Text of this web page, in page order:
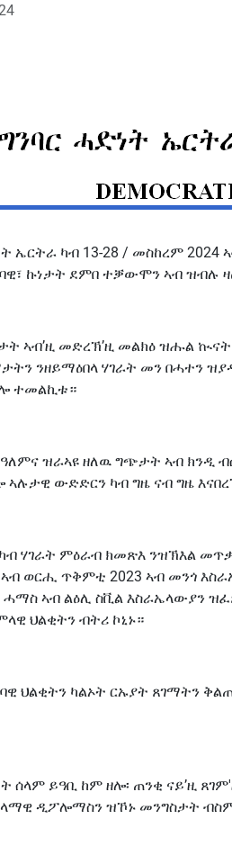
ኤርትራ ካብ 13-28 / መስከረም
ኩነታት ደምበ ተቓውሞን ኣብ
ኣብ’ዚ መድረኽ’ዚ መልክዕ ዝሑል
ንዘይማዕበላ ሃገራት መን በሓተን
ተመልኪቱ።
ዝራኣዩ ዘለዉ ግጭታት ኣብ
ውድድርን ካብ ግዜ ናብ ግዜ
ሃገራት ምዕራብ ክመጽእ ንዝኽእል
ወርሒ ጥቅምቲ 2023 ኣብ መንጎ
ኣብ ልዕሊ ስቪል እስራኤላውያን
ህልቂትን ብትሪ ኮኒኑ።
ህልቂትን ካልኦት ርኡያት ጸገማትን
ሰላም ይዓቢ ከም ዘሎ፡ ጠንቂ ናይ’ዚ
ዲፖሎማስን ዝኾኑ መንግስታት